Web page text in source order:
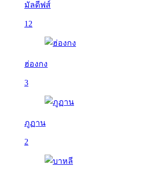
มัลดีฟส์
12
ฮ่องกง
3
ภูฏาน
2